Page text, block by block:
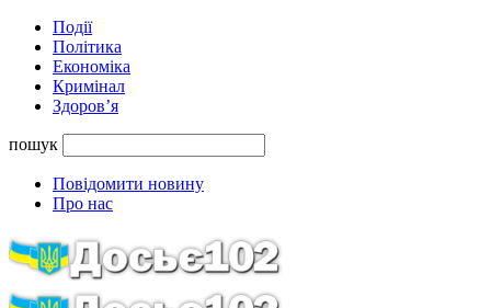
Події
Політика
Економіка
Кримінал
Здоров’я
пошук
Повідомити новину
Про нас